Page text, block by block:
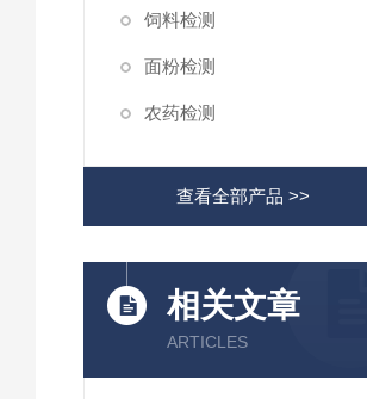
饲料检测
面粉检测
农药检测
查看全部产品 >>
相关文章
ARTICLES